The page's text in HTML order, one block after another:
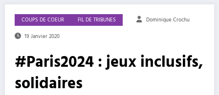
COUPS DE COEUR FIL DE TRIBUNES Dominique Crochu
19 Janvier 2020
#Paris2024 : jeux inclusifs,
solidaires